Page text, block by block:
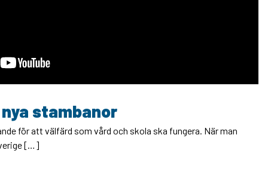
stambanor
för att välfärd som vård och skola ska fungera. När man
[…]